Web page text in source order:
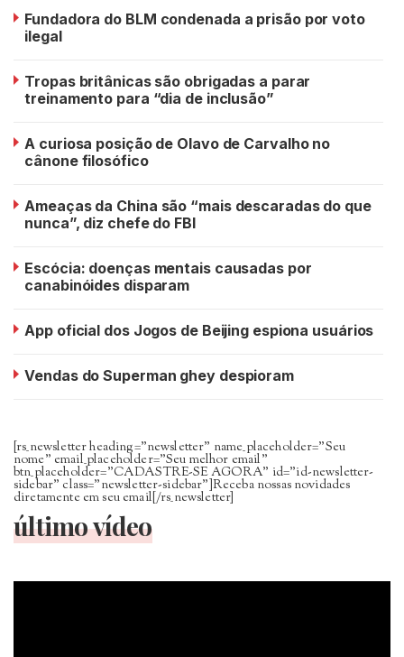
Fundadora do BLM condenada a prisão por voto
ilegal
Tropas britânicas são obrigadas a parar
treinamento para “dia de inclusão”
A curiosa posição de Olavo de Carvalho no
cânone filosófico
Ameaças da China são “mais descaradas do que
nunca”, diz chefe do FBI
Escócia: doenças mentais causadas por
canabinóides disparam
App oficial dos Jogos de Beijing espiona usuários
Vendas do Superman ghey despioram
[rs_newsletter heading=”newsletter” name_placeholder=”Seu
nome” email_placeholder=”Seu melhor email”
btn_placeholder=”CADASTRE-SE AGORA” id=”id-newsletter-
sidebar” class=”newsletter-sidebar”]Receba nossas novidades
diretamente em seu email[/rs_newsletter]
último vídeo
Tocador